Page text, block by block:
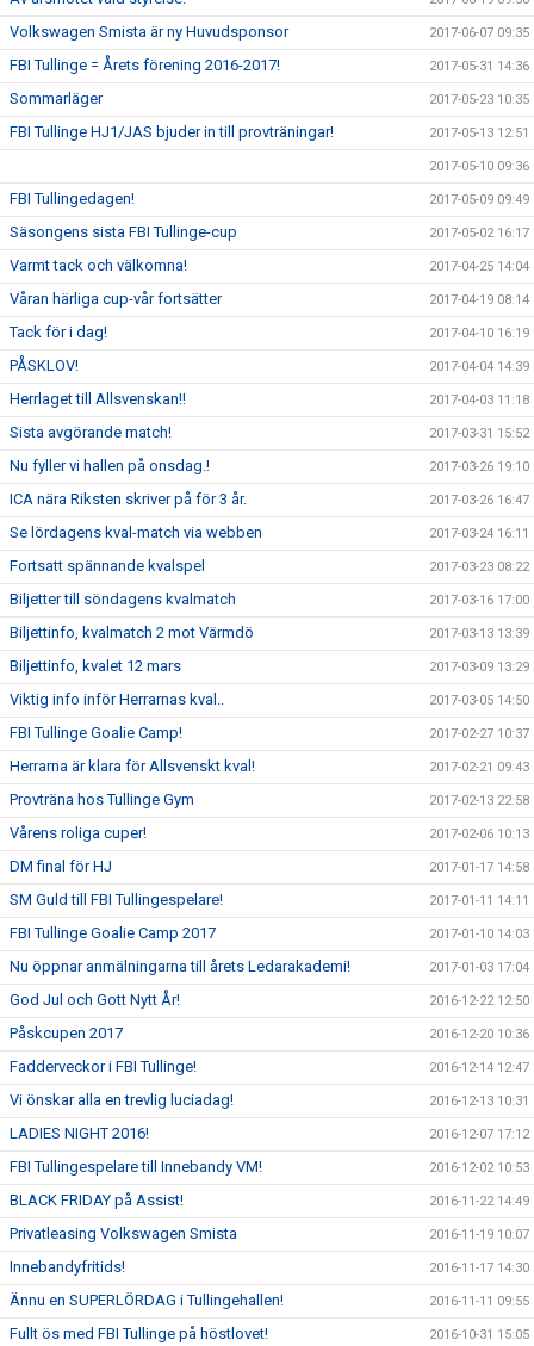
Volkswagen Smista är ny Huvudsponsor 2017-06-07 09:35
FBI Tullinge = Årets förening 2016-2017! 2017-05-31 14:36
Sommarläger 2017-05-23 10:35
FBI Tullinge HJ1/JAS bjuder in till provträningar! 2017-05-13 12:51
2017-05-10 09:36
FBI Tullingedagen! 2017-05-09 09:49
Säsongens sista FBI Tullinge-cup 2017-05-02 16:17
Varmt tack och välkomna! 2017-04-25 14:04
Våran härliga cup-vår fortsätter 2017-04-19 08:14
Tack för i dag! 2017-04-10 16:19
PÅSKLOV! 2017-04-04 14:39
Herrlaget till Allsvenskan!! 2017-04-03 11:18
Sista avgörande match! 2017-03-31 15:52
Nu fyller vi hallen på onsdag.! 2017-03-26 19:10
ICA nära Riksten skriver på för 3 år. 2017-03-26 16:47
Se lördagens kval-match via webben 2017-03-24 16:11
Fortsatt spännande kvalspel 2017-03-23 08:22
Biljetter till söndagens kvalmatch 2017-03-16 17:00
Biljettinfo, kvalmatch 2 mot Värmdö 2017-03-13 13:39
Biljettinfo, kvalet 12 mars 2017-03-09 13:29
Viktig info inför Herrarnas kval.. 2017-03-05 14:50
FBI Tullinge Goalie Camp! 2017-02-27 10:37
Herrarna är klara för Allsvenskt kval! 2017-02-21 09:43
Provträna hos Tullinge Gym 2017-02-13 22:58
Vårens roliga cuper! 2017-02-06 10:13
DM final för HJ 2017-01-17 14:58
SM Guld till FBI Tullingespelare! 2017-01-11 14:11
FBI Tullinge Goalie Camp 2017 2017-01-10 14:03
Nu öppnar anmälningarna till årets Ledarakademi! 2017-01-03 17:04
God Jul och Gott Nytt År! 2016-12-22 12:50
Påskcupen 2017 2016-12-20 10:36
Fadderveckor i FBI Tullinge! 2016-12-14 12:47
Vi önskar alla en trevlig luciadag! 2016-12-13 10:31
LADIES NIGHT 2016! 2016-12-07 17:12
FBI Tullingespelare till Innebandy VM! 2016-12-02 10:53
BLACK FRIDAY på Assist! 2016-11-22 14:49
Privatleasing Volkswagen Smista 2016-11-19 10:07
Innebandyfritids! 2016-11-17 14:30
Ännu en SUPERLÖRDAG i Tullingehallen! 2016-11-11 09:55
Fullt ös med FBI Tullinge på höstlovet! 2016-10-31 15:05